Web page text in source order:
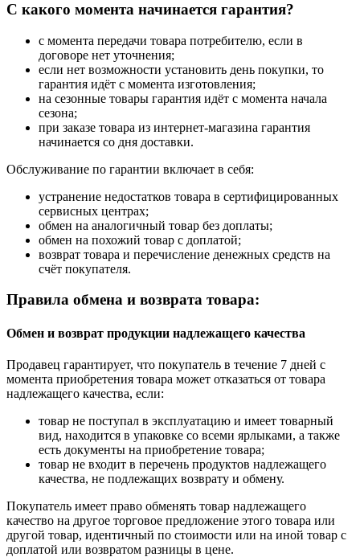
С какого момента начинается гарантия?
с момента передачи товара потребителю, если в
договоре нет уточнения;
если нет возможности установить день покупки, то
гарантия идёт с момента изготовления;
на сезонные товары гарантия идёт с момента начала
сезона;
при заказе товара из интернет-магазина гарантия
начинается со дня доставки.
Обслуживание по гарантии включает в себя:
устранение недостатков товара в сертифицированных
сервисных центрах;
обмен на аналогичный товар без доплаты;
обмен на похожий товар с доплатой;
возврат товара и перечисление денежных средств на
счёт покупателя.
Правила обмена и возврата товара:
Обмен и возврат продукции надлежащего качества
Продавец гарантирует, что покупатель в течение 7 дней с
момента приобретения товара может отказаться от товара
надлежащего качества, если:
товар не поступал в эксплуатацию и имеет товарный
вид, находится в упаковке со всеми ярлыками, а также
есть документы на приобретение товара;
товар не входит в перечень продуктов надлежащего
качества, не подлежащих возврату и обмену.
Покупатель имеет право обменять товар надлежащего
качество на другое торговое предложение этого товара или
другой товар, идентичный по стоимости или на иной товар с
доплатой или возвратом разницы в цене.